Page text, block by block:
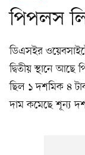
পিপলস
ডিএসইর
দ্বিতীয় স্থানে
ছিল ১ দশমিক ৪
দাম কমেছে শূন্য